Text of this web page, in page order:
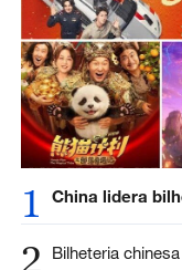
1 China lidera
2 Bilheteria